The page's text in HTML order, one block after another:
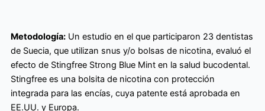
Metodología: Un estudio en el que participaron 23 dentistas
de Suecia, que utilizan snus y/o bolsas de nicotina, evaluó el
efecto de Stingfree Strong Blue Mint en la salud bucodental.
Stingfree es una bolsita de nicotina con protección
integrada para las encías, cuya patente está aprobada en
EE.UU. y Europa.